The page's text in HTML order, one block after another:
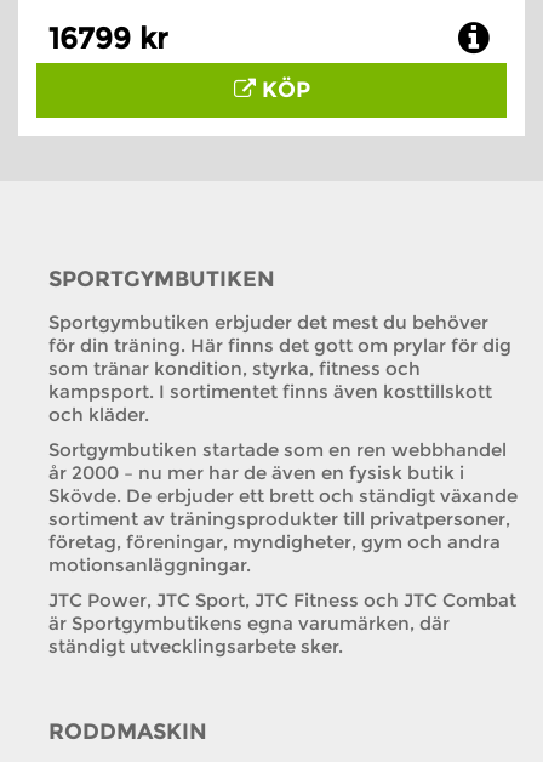
16799 kr
KÖP
SPORTGYMBUTIKEN
Sportgymbutiken erbjuder det mest du behöver
för din träning. Här finns det gott om prylar för dig
som tränar kondition, styrka, fitness och
kampsport. I sortimentet finns även kosttillskott
och kläder.
Sortgymbutiken startade som en ren webbhandel
år 2000 – nu mer har de även en fysisk butik i
Skövde. De erbjuder ett brett och ständigt växande
sortiment av träningsprodukter till privatpersoner,
företag, föreningar, myndigheter, gym och andra
motionsanläggningar.
JTC Power, JTC Sport, JTC Fitness och JTC Combat
är Sportgymbutikens egna varumärken, där
ständigt utvecklingsarbete sker.
RODDMASKIN